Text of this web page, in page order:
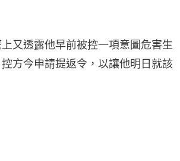
又透露他早前被控一項意圖危害生
方今申請提返令，以讓他明日就該